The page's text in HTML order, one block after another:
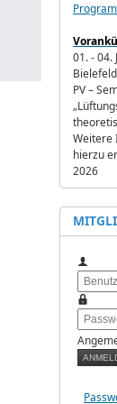
01. - 04.
Bielefeld
PV –
Weitere
hierzu
2026